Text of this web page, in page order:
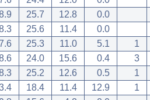
25.7 12.8 0.0
25.6 11.4 0.0
25.3 11.0 5.1 1
24.0 15.6 0.4 3
25.2 12.6 0.5 1
18.4 11.4 12.9 1